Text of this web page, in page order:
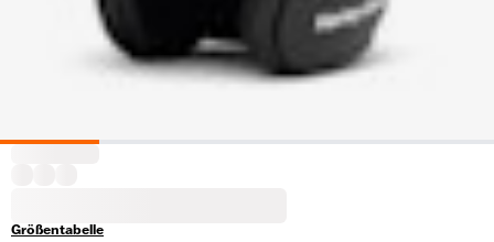
Größentabelle